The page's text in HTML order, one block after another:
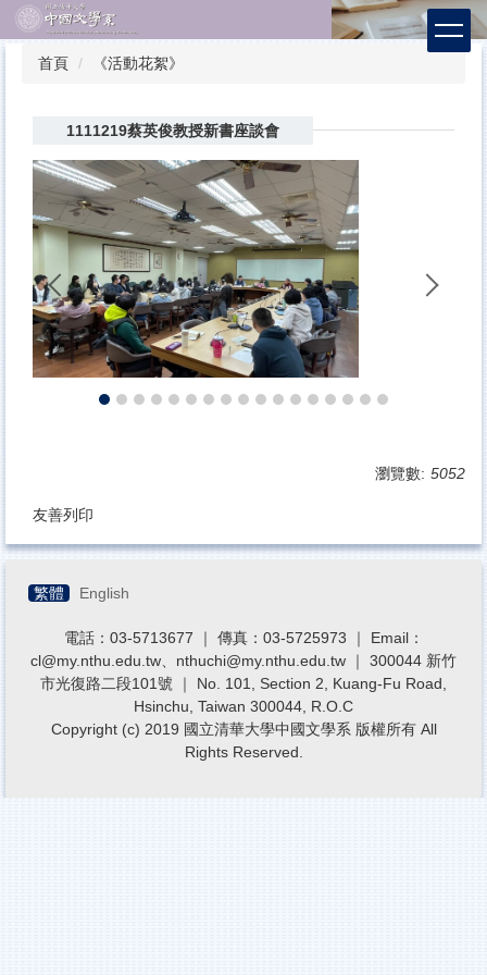
跳
到
首頁 《活動花絮》
1111219蔡英俊教授新書座談會
瀏覽數: 5052
友善列印
繁體 English
電話：03-5713677 ｜ 傳真：03-5725973 ｜ Email：
cl@my.nthu.edu.tw、nthuchi@my.nthu.edu.tw ｜ 300044 新竹
市光復路二段101號 ｜ No. 101, Section 2, Kuang-Fu Road,
Hsinchu, Taiwan 300044, R.O.C
Copyright (c) 2019 國立清華大學中國文學系 版權所有 All
Rights Reserved.